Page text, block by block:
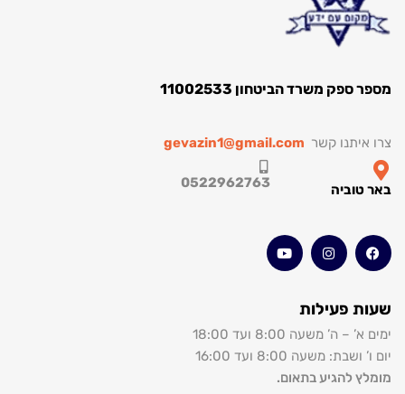
משרד הביטחון 11002533
קשרgevazin1@gmail.com
0522962763
פעילות
משעה 8:00 ועד 18:00
משעה 8:00 ועד 16:00
להגיע בתאום.